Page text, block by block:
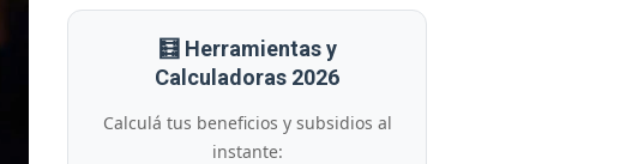
🧮 Herramientas y
Calculadoras 2026
Calculá tus beneficios y subsidios al
instante: